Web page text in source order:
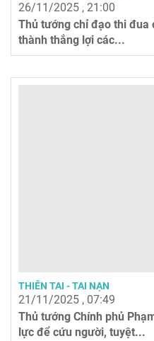
26/11/2025 , 21:00
Thủ tướng chỉ đạo thi đua
thành thắng lợi các...
THIÊN TAI - TAI NẠN
21/11/2025 , 07:49
Thủ tướng Chính phủ
lực để cứu người, tuyệt...